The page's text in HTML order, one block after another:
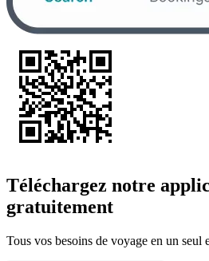
Téléchargez notre
gratuitement
Tous vos besoins de voyage en un seul